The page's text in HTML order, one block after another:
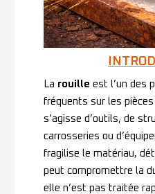
La rouille est l’un des
fréquents sur les
s’agisse d’outils, de
carrosseries ou
fragilise le matériau,
peut compromettre la
elle n’est pas traitée